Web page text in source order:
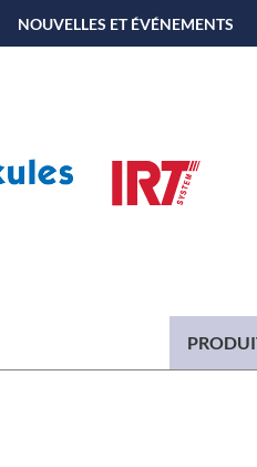
NOUVELLES ET ÉVÉNEMENTS